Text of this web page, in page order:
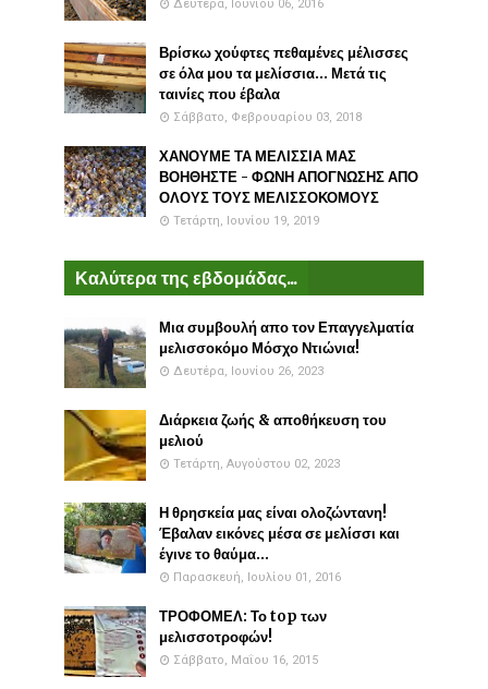
Δευτέρα, Ιουνίου 06, 2016
Βρίσκω χούφτες πεθαμένες μέλισσες
σε όλα μου τα μελίσσια... Μετά τις
ταινίες που έβαλα
Σάββατο, Φεβρουαρίου 03, 2018
ΧΑΝΟΥΜΕ ΤΑ ΜΕΛΙΣΣΙΑ ΜΑΣ
ΒΟΗΘΗΣΤΕ - ΦΩΝΗ ΑΠΟΓΝΩΣΗΣ ΑΠΟ
ΟΛΟΥΣ ΤΟΥΣ ΜΕΛΙΣΣΟΚΟΜΟΥΣ
Τετάρτη, Ιουνίου 19, 2019
Καλύτερα της εβδομάδας...
Μια συμβουλή απο τον Επαγγελματία
μελισσοκόμο Μόσχο Ντιώνια!
Δευτέρα, Ιουνίου 26, 2023
Διάρκεια ζωής & αποθήκευση του
μελιού
Τετάρτη, Αυγούστου 02, 2023
Η θρησκεία μας είναι ολοζώντανη!
Έβαλαν εικόνες μέσα σε μελίσσι και
έγινε το θαύμα...
Παρασκευή, Ιουλίου 01, 2016
ΤΡΟΦΟΜΕΛ: Το top των
μελισσοτροφών!
Σάββατο, Μαΐου 16, 2015